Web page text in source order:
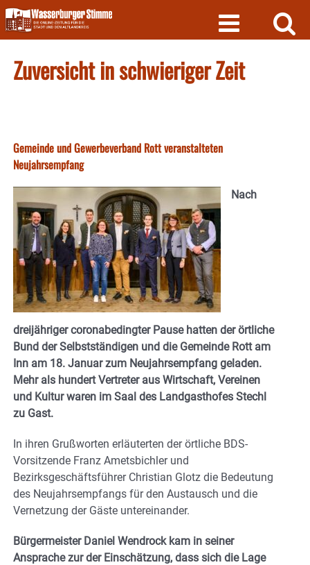
Skip
to
content
Zuversicht in schwieriger Zeit
Gemeinde und Gewerbeverband Rott veranstalteten
Neujahrsempfang
Nach
dreijähriger coronabedingter Pause hatten der örtliche
Bund der Selbstständigen und die Gemeinde Rott am
Inn am 18. Januar zum Neujahrsempfang geladen.
Mehr als hundert Vertreter aus Wirtschaft, Vereinen
und Kultur waren im Saal des Landgasthofes Stechl
zu Gast.
In ihren Grußworten erläuterten der örtliche BDS-
Vorsitzende Franz Ametsbichler und
Bezirksgeschäftsführer Christian Glotz die Bedeutung
des Neujahrsempfangs für den Austausch und die
Vernetzung der Gäste untereinander.
Bürgermeister Daniel Wendrock kam in seiner
Ansprache zur der Einschätzung, dass sich die Lage